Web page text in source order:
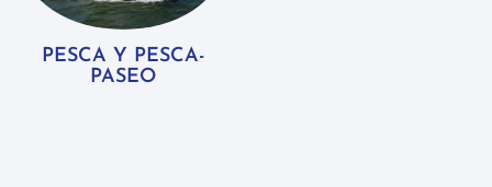
PESCA Y PESCA-
PASEO